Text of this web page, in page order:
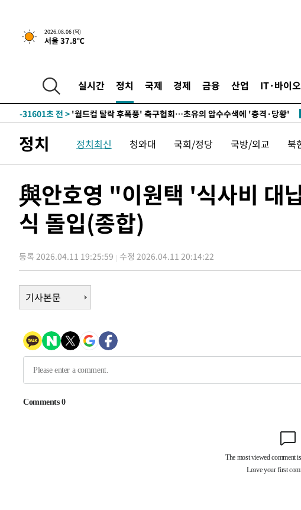
2026.08.06 (목)
서울 37.8℃
실시간 정치 국제 경제 금융 산업 IT·바이오
-4983초 전 >서울 열대야 15일째 지속…비공식 '초열대야' 30도 넘어
-32153초 전 > '낮 최고 39도' 불볕더위…한밤 열대야도 계속[내일날씨]
-31774초 전 >
"韓 외환시장 개입 관측 배경엔 美의 대한국 무역적자 있어"
-31601초 전 >
-31441초 전 > 서울 낮 37.9도, 올여름 최고치 경신…영등포 순간 '40도'
-27098초 전 >
[속보]코스닥, 800p 회복…0.26% 오른 801.67 마감
-27028초 전 >[속보]코스피, 301.88포인트(4.58%) 내린 6296.38 마감
-24492초 전 >"여기 떨어졌다"…다누리, 스페이스X 로켓 달 충돌 흔적 포착
-21537초 전 >손흥민, 5경기 연속골 실패…LAFC는 승부차기 끝 과달라하라 격파
-14138초 전 >
내일까지 39도 '펄펄'…기상청 "태풍 지나며 폭염 잠시 꺾인다"
-13753초 전 >"美간섭에 합의 지연"…트럼프, '이란 호르무즈 통제권' 수용할까
-8970초 전 >
[속보]경찰, '홍명보 선임 논란' 대한축구협회·축구회관 등 압수수색
-8357초 전 >[속보]산업장관 "美무역법 제301조 과잉생산 결과 발표 8월 중 예상
-8150초 전 > [속보]코스피 매도사이드카 발동…4%대 급락
-7422초 전 >[속보]전남광주 초대 시민추천 부시장에 백승주·윤난실
'월드컵 탈락 후폭풍' 축구협회…초유의 압수수색에 '충격·당황'
[속보]종합특검, 대검 추가 압수수색…내란 중요임무종사 혐의
정치 정치최신 청와대 국회/정당 국방/외교 북
與안호영 "이원택 '식사비
식 돌입(종합)
등록 2026.04.11 19:25:59 수정 2026.04.11 20:14:22
기사본문